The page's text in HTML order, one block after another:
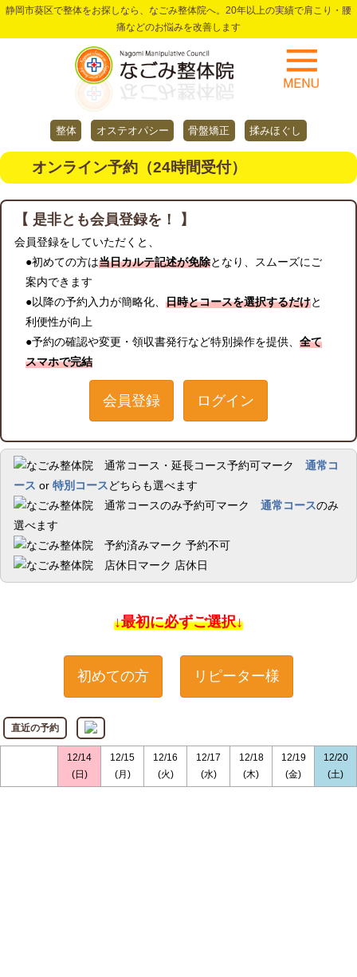
静岡市葵区で整体をお探しなら、なごみ整体院へ。20年以上の実績で肩こり・腰
痛などのお悩みを改善します
整体 オステオパシー 骨盤矯正 揉みほぐし
オンライン予約（24時間受付）
【 是非とも会員登録を！ 】
会員登録をしていただくと、
●初めての方は当日カルテ記述が免除となり、スムーズにご
案内できます
●以降の予約入力が簡略化、 日時とコースを選択するだけと
利便性が向上
●予約の確認や変更・領収書発行など特別操作を提供、 全て
スマホで完結
会員登録 ログイン
通常コ
ース or 特別コースどちらも選べます
通常コースのみ
選べます
予約不可
店休日
↓最初に必ずご選択↓
初めての方 リピーター様
直近の予約
12/14
(日)
12/15
(月)
12/16
(火)
12/17
(水)
12/18
(木)
12/19
(金)
12/20
(土)